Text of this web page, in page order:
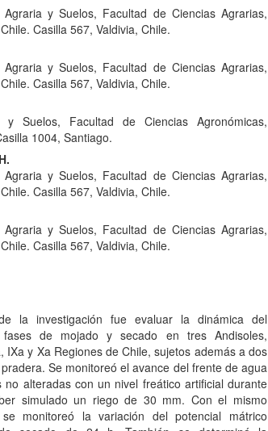
y Suelos, Facultad de Ciencias Agrarias,
Casilla 567, Valdivia, Chile.
y Suelos, Facultad de Ciencias Agrarias,
Casilla 567, Valdivia, Chile.
Suelos, Facultad de Ciencias Agronómicas,
1004, Santiago.
y Suelos, Facultad de Ciencias Agrarias,
Casilla 567, Valdivia, Chile.
y Suelos, Facultad de Ciencias Agrarias,
Casilla 567, Valdivia, Chile.
la investigación fue evaluar la dinámica del
de mojado y secado en tres Andisoles,
IXa y Xa Regiones de Chile, sujetos además a dos
Se monitoreó el avance del frente de agua
alteradas con un nivel freático artificial durante
simulado un riego de 30 mm. Con el mismo
monitoreó la variación del potencial mátrico